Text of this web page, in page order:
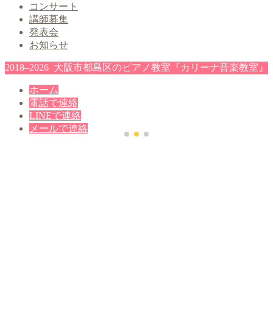
コンサート
講師募集
発表会
お知らせ
2018–2026 大阪市都島区のピアノ教室『カリーナ音楽教室』
ホーム
電話で連絡
LINEで連絡
メールで連絡